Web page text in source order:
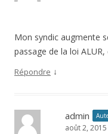
Mon syndic augmente
passage de la loi
Répondre ↓
admin
août 2,